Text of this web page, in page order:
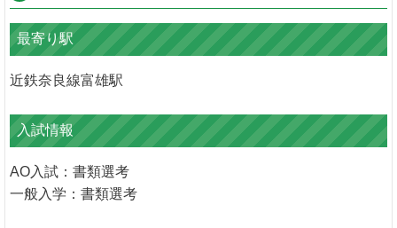
最寄り駅
近鉄奈良線富雄駅
入試情報
AO入試：書類選考
一般入学：書類選考